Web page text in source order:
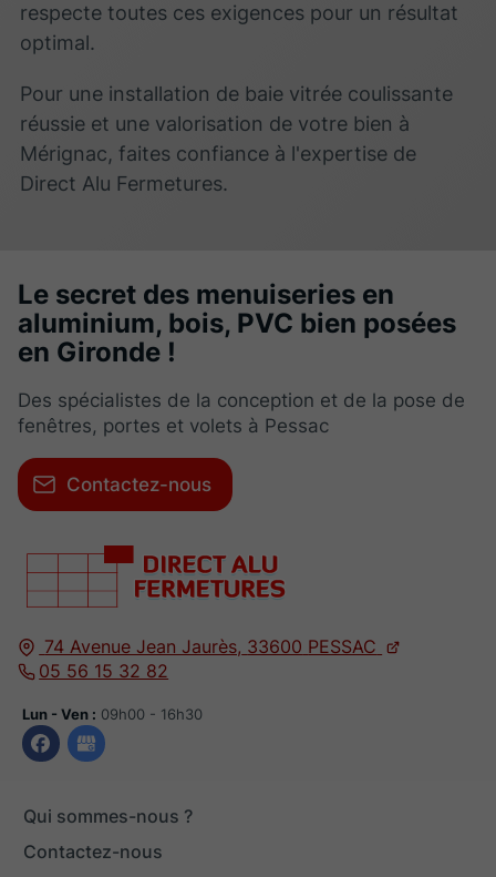
respecte toutes ces exigences pour un résultat
optimal.
Pour une installation de baie vitrée coulissante
réussie et une valorisation de votre bien à
Mérignac, faites confiance à l'expertise de
Direct Alu Fermetures.
74 Avenue Jean Jaurès, 33600 PESSAC
05 56 15 32 82
Lun - Ven : 09h00 - 16h30
Qui sommes-nous ?
Contactez-nous
Le secret des menuiseries en
aluminium, bois, PVC bien posées
en Gironde !
Des spécialistes de la conception et de la pose de
fenêtres, portes et volets à Pessac
Contactez-nous